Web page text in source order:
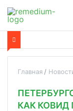
Главная
КАК КОВИД